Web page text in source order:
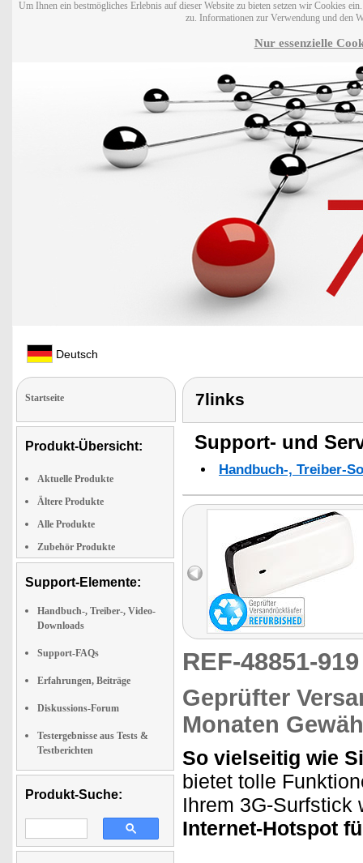
Um Ihnen ein bestmögliches Erlebnis auf dieser Website zu bieten setzen wir Cookies
zu. Informationen zur Verwendung und den
Nur essenzielle
Deutsch
Startseite
Produkt-Übersicht:
Aktuelle Produkte
Ältere Produkte
Alle Produkte
Zubehör Produkte
Support-Elemente:
Handbuch-, Treiber-, Video-
Downloads
Support-FAQs
Erfahrungen, Beiträge
Diskussions-Forum
Testergebnisse aus Tests &
Testberichten
Produkt-Suche:
7links
Support- und
Handbuch-, Treiber-
REF-48851-
Geprüfter
Monaten
So vielseitig wie
bietet tolle
Ihrem 3G-
Internet-Hotspot